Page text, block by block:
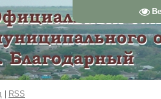
RSS